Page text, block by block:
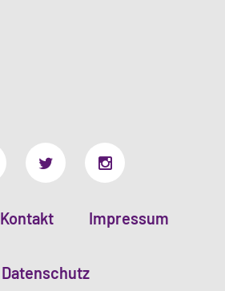
Kontakt Impressum
Datenschutz